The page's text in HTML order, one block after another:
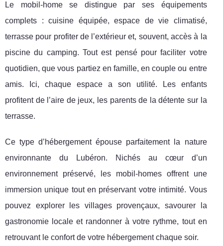
Le mobil-home se distingue par ses équipements
complets : cuisine équipée, espace de vie climatisé,
terrasse pour profiter de l’extérieur et, souvent, accès à la
piscine du camping. Tout est pensé pour faciliter votre
quotidien, que vous partiez en famille, en couple ou entre
amis. Ici, chaque espace a son utilité. Les enfants
profitent de l’aire de jeux, les parents de la détente sur la
terrasse.
Ce type d’hébergement épouse parfaitement la nature
environnante du Lubéron. Nichés au cœur d’un
environnement préservé, les mobil-homes offrent une
immersion unique tout en préservant votre intimité. Vous
pouvez explorer les villages provençaux, savourer la
gastronomie locale et randonner à votre rythme, tout en
retrouvant le confort de votre hébergement chaque soir.